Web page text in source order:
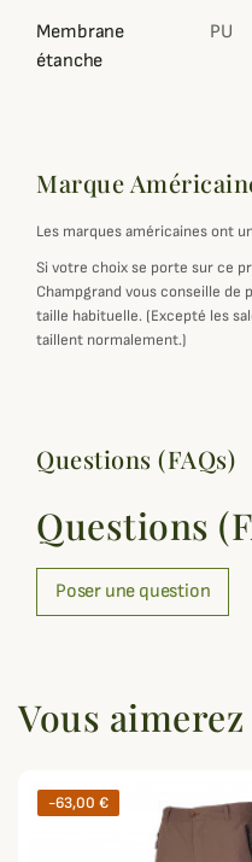
Membrane
étanche
PU
Marque
Les marques américaines ont
Si votre choix se porte sur ce
Champgrand vous conseille de
taille habituelle. (Excepté les
taillent normalement.)
Questions (FAQs)
Questions
Poser une question
Vous
-63,00 €